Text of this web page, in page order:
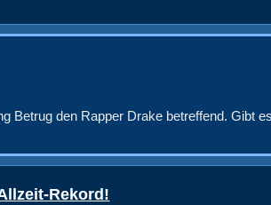
Betrug den Rapper Drake betreffend. Gibt es
Rekord!